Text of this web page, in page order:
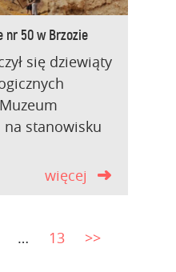
nr 50 w Brzozie
się dziewiąty
stanowisku
więcej
… 13 >>